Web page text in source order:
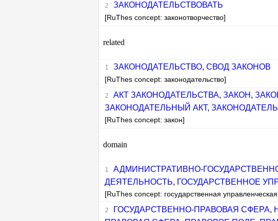
ЗАКОНОДАТЕЛЬСТВОВАТЬ
[RuThes concept: законотворчество]
related
ЗАКОНОДАТЕЛЬСТВО, СВОД ЗАКОНОВ
[RuThes concept: законодательство]
АКТ ЗАКОНОДАТЕЛЬСТВА, ЗАКОН ,
ЗАКОНОДАТЕЛЬНЫЙ АКТ,
[RuThes concept: закон]
domain
АДМИНИСТРАТИВНО-
ДЕЯТЕЛЬНОСТЬ, ГОСУДАРСТВЕННОЕ
[RuThes concept: государственная
ГОСУДАРСТВЕННО-ПРАВОВАЯ СФЕРА,